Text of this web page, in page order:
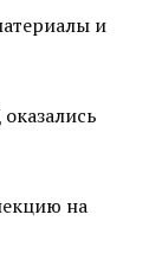
и
на